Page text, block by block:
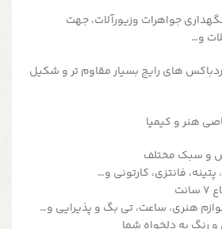
جواهرات وزیورآلات، جهت
و…
های رایج بسیار مقاوم تر و شکیل
هنر و کیمیا
و سبک مختلف
فانتزی، کارتونی و…
هنری، ساعت، تی بگ و پذیرایی و…